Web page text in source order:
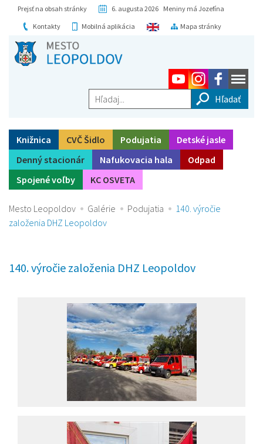
Prejsť na obsah stránky
6. augusta 2026 Meniny má Jozefína
Kontakty
Mobilná aplikácia Mapa stránky
Hľadaj...
Knižnica CVČ Šidlo Podujatia
Detské jasle
Denný stacionár
Nafukovacia hala
Odpad
Spojené voľby
KC OSVETA
Mesto Leopoldov Galérie Podujatia
140. výročie
založenia DHZ Leopoldov
140. výročie založenia DHZ Leopoldov